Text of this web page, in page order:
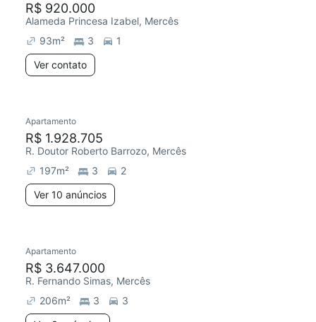
R$ 920.000
Alameda Princesa Izabel, Mercês
93m² 3
1
Ver contato
Apartamento
R$ 1.928.705
R. Doutor Roberto Barrozo, Mercês
197m² 3
2
Ver 10 anúncios
Apartamento
R$ 3.647.000
R. Fernando Simas, Mercês
206m² 3
3